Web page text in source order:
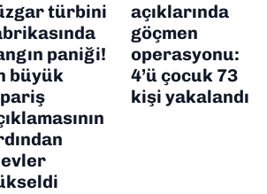
türbini
paniği!
büyük
açıklarında
göçmen
operasyonu:
4’ü çocuk 73
kişi yakalandı